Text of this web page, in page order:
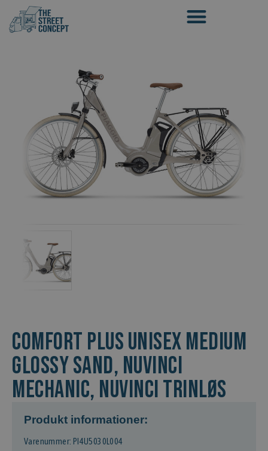
COMFORT PLUS Unisex Medium
Glossy Sand, Nuvinci
Mechanic, Nuvinci Trinløs
Produkt informationer:
Varenummer: PI4U5030L004